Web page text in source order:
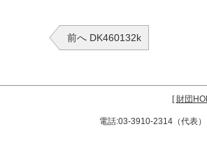
前へ DK460132k
[財団
電話:03-3910-2314（代表